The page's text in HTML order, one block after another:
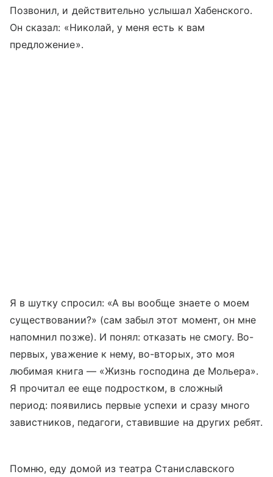
Позвонил, и действительно услышал Хабенского.
Он сказал: «Николай, у меня есть к вам
предложение».
Я в шутку спросил: «А вы вообще знаете о моем
существовании?» (сам забыл этот момент, он мне
напомнил позже). И понял: отказать не смогу. Во-
первых, уважение к нему, во-вторых, это моя
любимая книга — «Жизнь господина де Мольера».
Я прочитал ее еще подростком, в сложный
период: появились первые успехи и сразу много
завистников, педагоги, ставившие на других ребят.
Помню, еду домой из театра Станиславского